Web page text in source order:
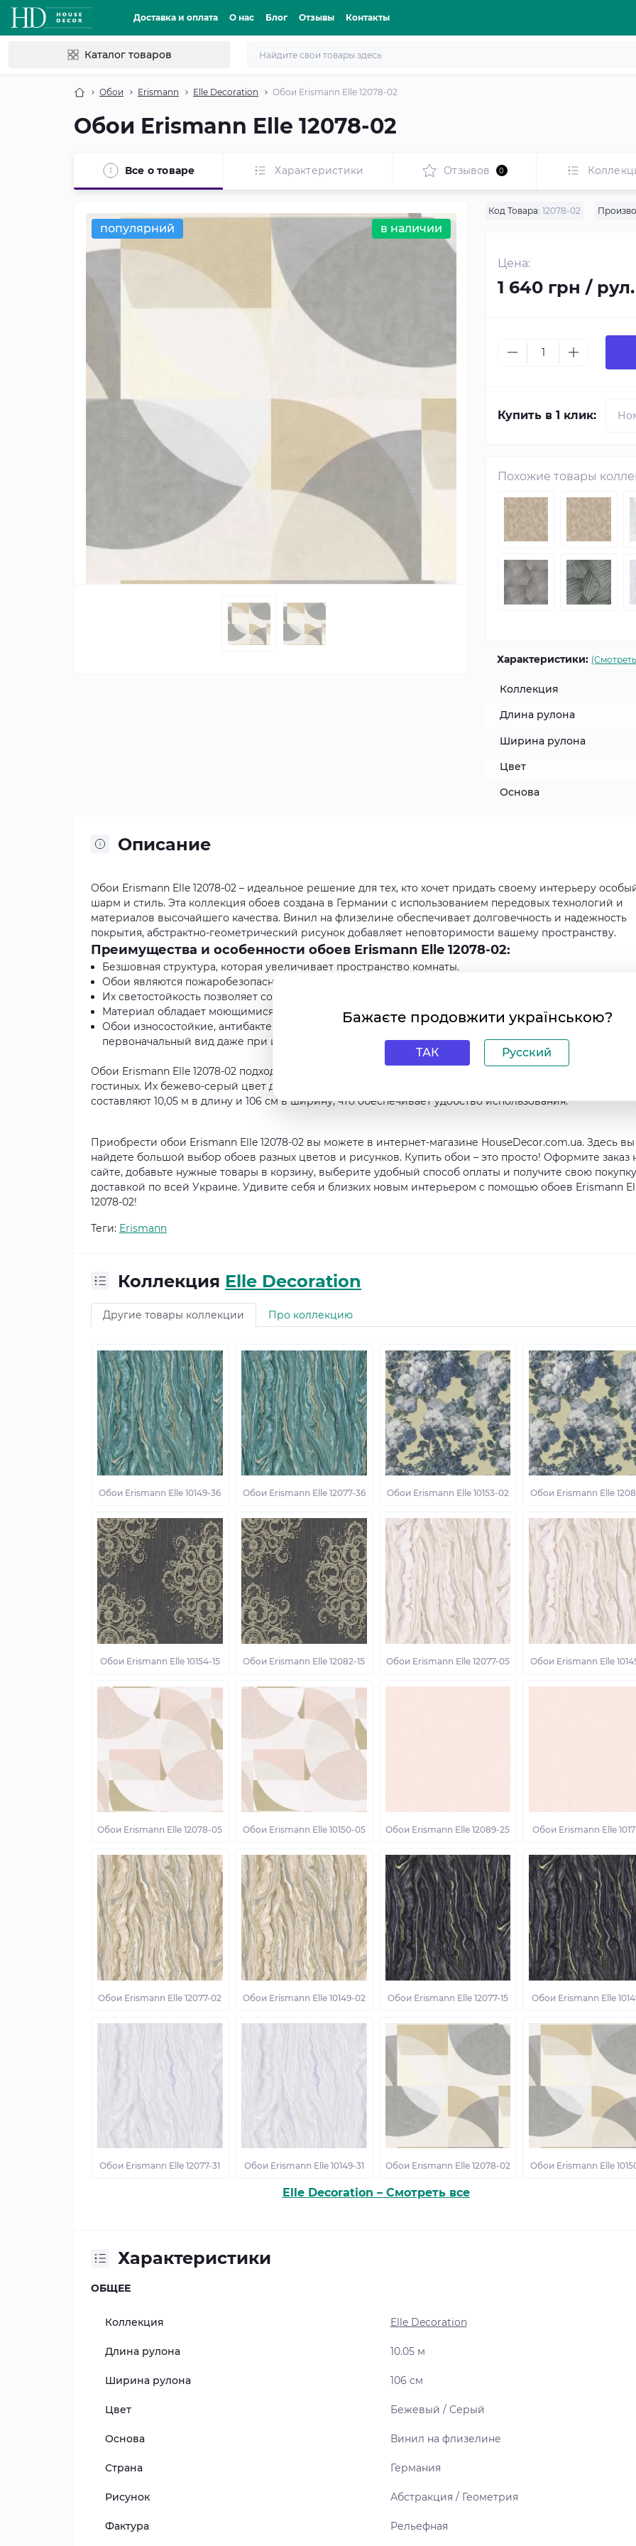
Доставка и оплата О нас Блог Отзывы Контакты
Каталог товаров
Обои Erismann Elle Decoration Обои Erismann Elle 12078-02
Обои Erismann Elle 12078-02
Все о товаре Характеристики Отзывов 0
популярний в наличии
Код Товара: 12078-02
Цена:
1 640 грн / рул.
Купить в 1 клик:
Похожие товары
Характеристики:
Коллекция
Длина рулона
Ширина рулона
Цвет
Основа
Описание
Обои Erismann Elle 12078-02 – идеальное решение для тех, кто хочет придать своему интерьеру
шарм и стиль. Эта коллекция обоев создана в Германии с использованием передовых технологий и
материалов высочайшего качества. Винил на флизелине обеспечивает долговечность и надежность
покрытия, абстрактно-геометрический рисунок добавляет неповторимости вашему пространству.
Преимущества и особенности обоев Erismann Elle 12078-02:
Безшовная структура, которая увеличивает пространство комнаты.
Обои являются пожаробезопасными, что гарантирует безопасность в вашем доме или офисе.
Их светостойкость позволяет сохранять яркость и насыщенность цвета на протяжении долгого
Материал обладает моющимися свойствами, что облегчает уход за ними.
Обои износостойкие, антибактериальные и антивандальные, что позволяет им сохранять свой
первоначальный вид даже при интенсивном использовании.
Обои Erismann Elle 12078-02 подходят для различных помещений – от прихожих и спален до
гостиных. Их бежево-серый цвет добавит уют и элегантность в любой интерьер. Размеры рулона
составляют 10,05 м в длину и 106 см в ширину, что обеспечивает удобство использования.
Приобрести обои Erismann Elle 12078-02 вы можете в интернет-магазине HouseDecor.com.ua. Здесь вы
найдете большой выбор обоев разных цветов и рисунков. Купить обои – это просто! Оформите заказ
сайте, добавьте нужные товары в корзину, выберите удобный способ оплаты и получите свою
доставкой по всей Украине. Удивите себя и близких новым интерьером с помощью обоев Erismann
12078-02!
Теги: Erismann
Коллекция Elle Decoration
Другие товары коллекции Про коллекцию
Обои Erismann Elle 10149-36 Обои Erismann Elle 12077-36 Обои Erismann Elle 10153-02 Обои Erismann Elle
Обои Erismann Elle 10154-15 Обои Erismann Elle 12082-15 Обои Erismann Elle 12077-05 Обои Erismann Elle
Обои Erismann Elle 12078-05 Обои Erismann Elle 10150-05 Обои Erismann Elle 12089-25 Обои Erismann Elle
Обои Erismann Elle 12077-02 Обои Erismann Elle 10149-02 Обои Erismann Elle 12077-15 Обои Erismann Elle
Обои Erismann Elle 12077-31 Обои Erismann Elle 10149-31 Обои Erismann Elle 12078-02 Обои Erismann Elle
Elle Decoration – Смотреть все
Характеристики
ОБЩЕЕ
Коллекция Elle Decoration
Длина рулона 10.05 м
Ширина рулона 106 см
Цвет Бежевый / Серый
Основа Винил на флизелине
Страна Германия
Рисунок Абстракция / Геометрия
Фактура Рельефная
Бажаєте продовжити українською?
ТАК Русский